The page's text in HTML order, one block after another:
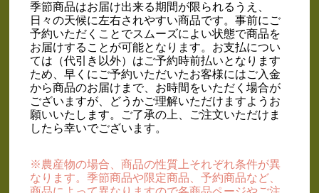
季節商品はお届け出来る期間が限られるうえ、
日々の天候に左右されやすい商品です。事前にご
予約いただくことでスムーズによい状態で商品を
お届けすることが可能となります。お支払につい
ては（代引き以外）はご予約時前払いとなります
ため、早くにご予約いただいたお客様にはご入金
から商品のお届けまで、お時間をいただく場合が
ございますが、どうかご理解いただけますようお
願いいたします。ご了承の上、ご注文いただけま
したら幸いでございます。
※農産物の場合、商品の性質上それぞれ条件が異
なります。季節商品や限定商品、予約商品など、